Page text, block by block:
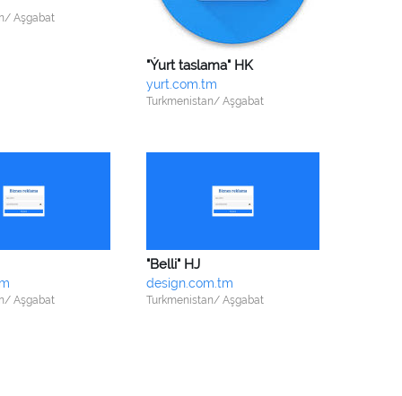
Aşgabat
"Ýurt taslama" HK
yurt.com.tm
Turkmenistan/ Aşgabat
Aşgabat
"Belli" HJ
design.com.tm
Turkmenistan/ Aşgabat